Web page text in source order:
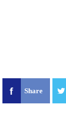
Share